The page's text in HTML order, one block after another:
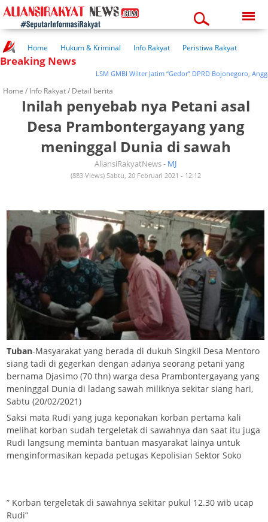
08:43:41 pm
Home Hukum & Kriminal Info Rakyat
Peristiwa Rakyat
Kuliner Rakyat
Wisata Rakyat
Kesehatan
Breaking News
LSM GMBI Wilter Jatim “Gedor” DPRD Bojonegoro,
Home / Info Rakyat/ Detail berita
Inilah penyebab nya Petani asal
Desa Prambontergayang yang
meninggal Dunia di sawah
AliansiRakyatNews - MJ
(883 Views) Sabtu, 20 Februari 2021 - 12:12
Tuban-Masyarakat yang berada di dukuh Singkil Desa Mentoro
siang tadi di gegerkan dengan adanya seorang petani yang
bernama Djasimo (70 thn) warga desa Prambontergayang yang
meninggal Dunia di ladang sawah miliknya sekitar siang hari,
Sabtu (20/02/2021)
Saksi mata Rudi yang juga keponakan korban pertama kali
melihat korban sudah tergeletak di sawahnya dan saat itu juga
Rudi langsung meminta bantuan masyarakat lainya untuk
menginformasikan kepada petugas Kepolisian Sektor Soko
” Korban tergeletak di sawahnya sekitar pukul 12.30 wib ucap
Rudi”